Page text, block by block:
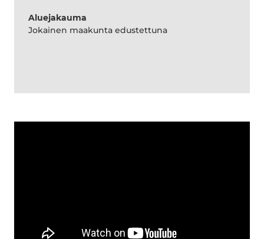
Aluejakauma
Jokainen maakunta edustettuna